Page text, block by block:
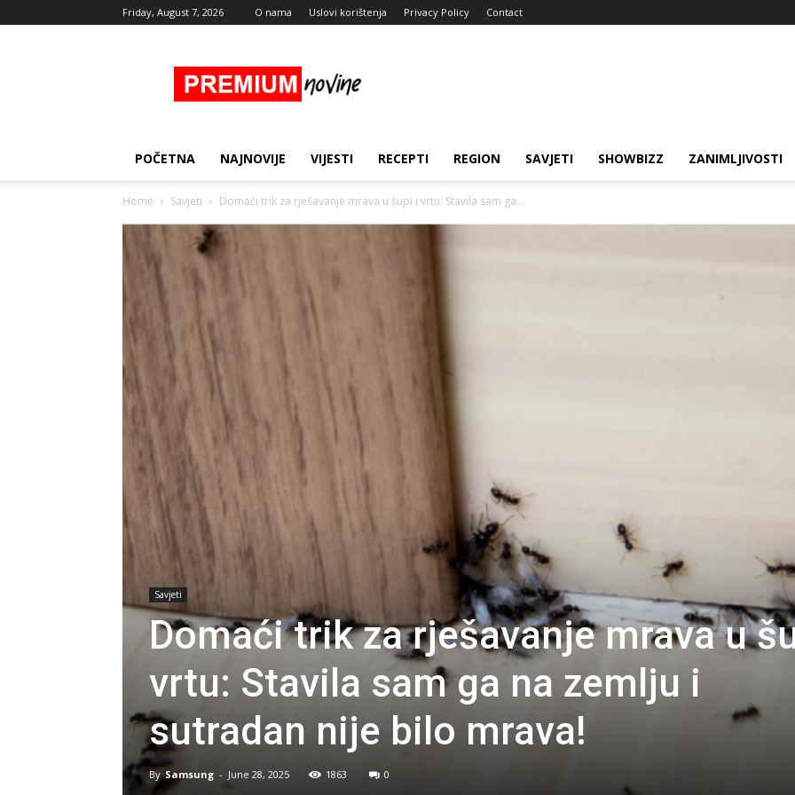
Friday, August 7, 2026 O nama Uslovi korištenja Privacy Policy Contact
Novine
POČETNA NAJNOVIJE VIJESTI RECEPTI REGION SAVJETI SHOWBIZZ ZANIMLJIVOSTI
Home Savjeti Domaći trik za rješavanje mrava u šupi i vrtu: Stavila sam ga...
Savjeti
Domaći trik za rješavanje mrava u
vrtu: Stavila sam ga na zemlju i
sutradan nije bilo mrava!
By Samsung - June 28, 2025 1863 0